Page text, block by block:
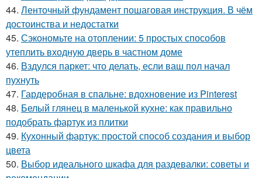
44. Ленточный фундамент пошаговая инструкция. В чём
достоинства и недостатки
45. Сэкономьте на отоплении: 5 простых способов
утеплить входную дверь в частном доме
46. Вздулся паркет: что делать, если ваш пол начал
пухнуть
47. Гардеробная в спальне: вдохновение из Pinterest
48. Белый глянец в маленькой кухне: как правильно
подобрать фартук из плитки
49. Кухонный фартук: простой способ создания и выбор
цвета
50. Выбор идеального шкафа для раздевалки: советы и